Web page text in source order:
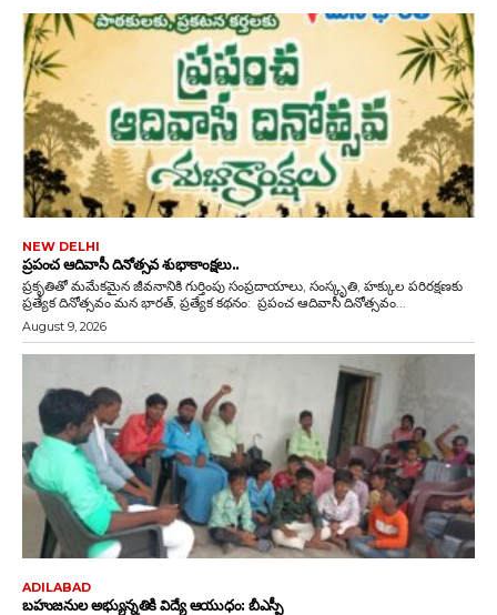
NEW DELHI
ప్రపంచ ఆదివాసీ దినోత్సవ శుభాకాంక్షలు..
ప్రకృతితో మమేకమైన జీవనానికి గుర్తింపు సంప్రదాయాలు, సంస్కృతి, హక్కుల పరిరక్షణకు
ప్రత్యేక దినోత్సవం మన భారత్, ప్రత్యేక కథనం: ప్రపంచ ఆదివాసీ దినోత్సవం...
August 9, 2026
ADILABAD
బహుజనుల అభ్యున్నతికి విద్యే ఆయుధం: బీఎస్పీ